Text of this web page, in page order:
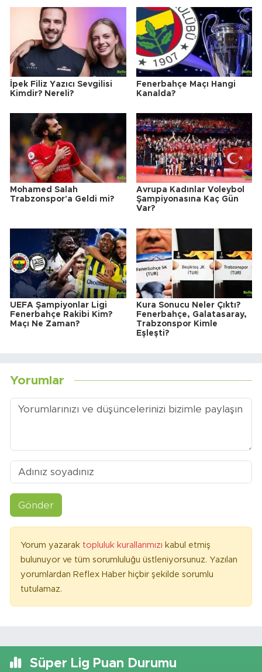
İpek Filiz Yazıcı Sevgilisi
Kimdir? Nereli?
Fenerbahçe Maçı Hangi
Kanalda?
Mohamed Salah
Trabzonspor'a Geldi mi?
Avrupa Kadınlar Voleybol
Şampiyonasına Kaç Gün
Var?
UEFA Şampiyonlar Ligi
Fenerbahçe Rakibi Kim?
Maçı Ne Zaman?
Kura Sonucu Neler Çıktı?
Fenerbahçe, Galatasaray,
Trabzonspor Kimle
Eşleşti?
Yorumlar
Gönder
Yorum yazarak topluluk kurallarımızı kabul etmiş
bulunuyor ve tüm sorumluluğu üstleniyorsunuz. Yazılan
yorumlardan Reflex Haber hiçbir şekilde sorumlu
tutulamaz.
Süper Lig Puan Durumu